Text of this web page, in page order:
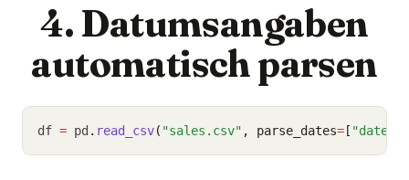
4. Datumsangaben
automatisch parsen
df = pd . read_csv( "sales.csv" , parse_dates= [ "date"